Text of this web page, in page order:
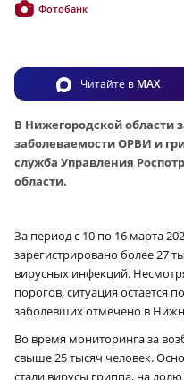
Фотобанк
Читайте в MAX
В Нижегородской области
заболеваемости ОРВИ и
служба Управления
области.
За период с 10 по 16 марта
зарегистрировано более 27
вирусных инфекций.
порогов, ситуация остается
заболевших отмечено в
Во время мониторинга за
свыше 25 тысяч человек.
стали вирусы гриппа, на